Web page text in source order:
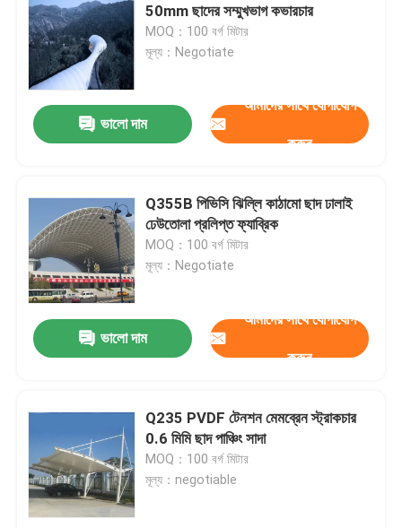
50mm ছাদের সম্মুখভাগ কভারচার
MOQ：100 বর্গ মিটার
মূল্য：Negotiate
ভালো দাম
আমাদের সাথে যোগাযোগ
করুন
Q355B পিভিসি ঝিল্লি কাঠামো ছাদ ঢালাই
ঢেউতোলা প্রলিপ্ত ফ্যাব্রিক
MOQ：100 বর্গ মিটার
মূল্য：Negotiate
ভালো দাম
আমাদের সাথে যোগাযোগ
করুন
Q235 PVDF টেনশন মেমব্রেন স্ট্রাকচার
0.6 মিমি ছাদ পাঞ্চিং সাদা
MOQ：100 বর্গ মিটার
মূল্য：negotiable